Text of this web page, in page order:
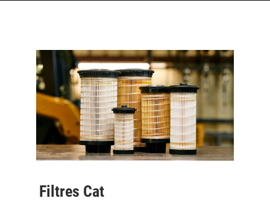
Filtres Cat